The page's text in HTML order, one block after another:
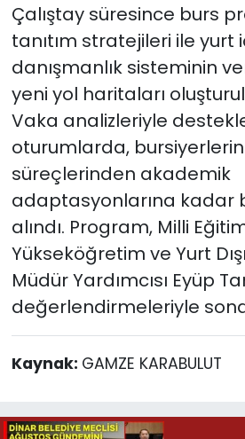
Çalıştay süresince burs
tanıtım stratejileri ile yurt
danışmanlık sisteminin
yeni yol haritaları
Vaka analizleriyle
oturumlarda,
süreçlerinden akademik
adaptasyonlarına kadar
alındı. Program, Milli
Yükseköğretim ve Yurt
Müdür Yardımcısı Eyüp
değerlendirmeleriyle
Kaynak: GAMZE KARABULUT